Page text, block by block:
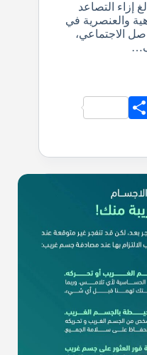
إزاء التصاعد
والعنصرية في
الاجتماعي،
Te
re